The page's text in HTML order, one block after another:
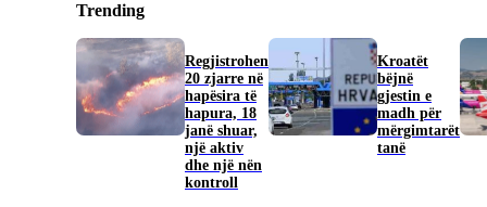
Trending
Regjistrohen
20 zjarre në
hapësira të
hapura, 18
janë shuar,
një aktiv
dhe një nën
kontroll
Kroatët
bëjnë
gjestin e
madh për
mërgimtarët
tanë